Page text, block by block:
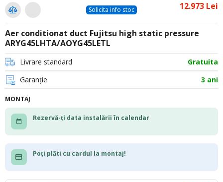
Solicita info stoc 12.973 Lei
Aer conditionat duct Fujitsu high static pressure
ARYG45LHTA/AOYG45LETL
Livrare standard
Gratuita
Garanție
3 ani
MONTAJ
Rezervă-ți data instalării în calendar
Poți plăti cu cardul la montaj!